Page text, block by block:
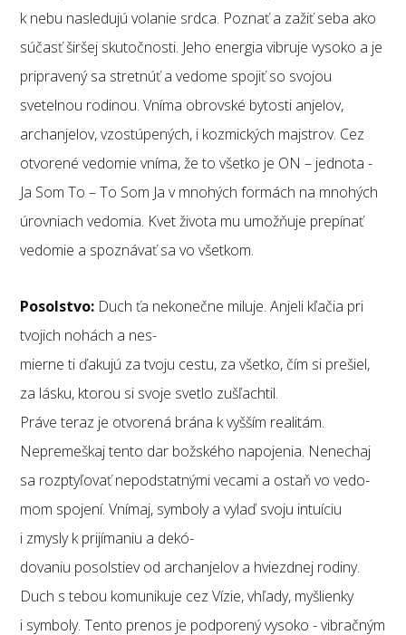
k nebu nasledujú volanie srdca. Poznať a zažiť seba ako
súčasť širšej skutočnosti. Jeho energia vibruje vysoko a je
pripravený sa stretnúť a vedome spojiť so svojou
svetelnou rodinou. Vníma obrovské bytosti anjelov,
archanjelov, vzostúpených, i kozmických majstrov. Cez
otvorené vedomie vníma, že to všetko je ON – jednota -
Ja Som To – To Som Ja v mnohých formách na mnohých
úrovniach vedomia. Kvet života mu umožňuje prepínať
vedomie a spoznávať sa vo všetkom.
Posolstvo: Duch ťa nekonečne miluje. Anjeli kľačia pri
tvojich nohách a nes-
mierne ti ďakujú za tvoju cestu, za všetko, čím si prešiel,
za lásku, ktorou si svoje svetlo zušľachtil.
Práve teraz je otvorená brána k vyšším realitám.
Nepremeškaj tento dar božského napojenia. Nenechaj
sa rozptyľovať nepodstatnými vecami a ostaň vo vedo-
mom spojení. Vnímaj, symboly a vylaď svoju intuíciu
i zmysly k prijímaniu a dekó-
dovaniu posolstiev od archanjelov a hviezdnej rodiny.
Duch s tebou komunikuje cez Vízie, vhľady, myšlienky
i symboly. Tento prenos je podporený vysoko - vibračným